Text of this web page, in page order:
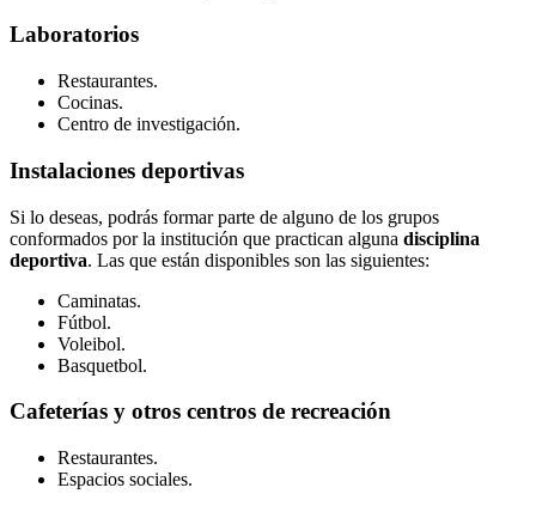
Laboratorios
Restaurantes.
Cocinas.
Centro de investigación.
Instalaciones deportivas
Si lo deseas, podrás formar parte de alguno de los grupos
conformados por la institución que practican alguna disciplina
deportiva. Las que están disponibles son las siguientes:
Caminatas.
Fútbol.
Voleibol.
Basquetbol.
Cafeterías y otros centros de recreación
Restaurantes.
Espacios sociales.